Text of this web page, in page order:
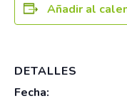
Añadir al
DETALLES
Fecha: